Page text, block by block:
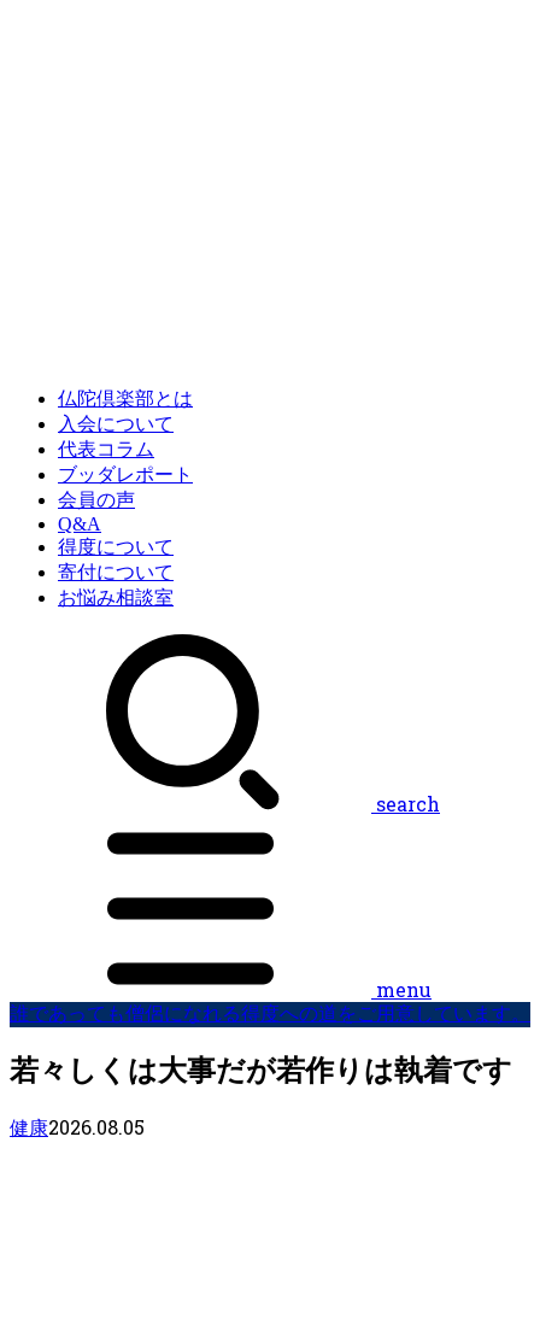
仏陀倶楽部とは
入会について
代表コラム
ブッダレポート
会員の声
Q&A
得度について
寄付について
お悩み相談室
search
menu
誰であっても僧侶になれる得度への道をご用意しています。
若々しくは大事だが若作りは執着です
健康2026.08.05